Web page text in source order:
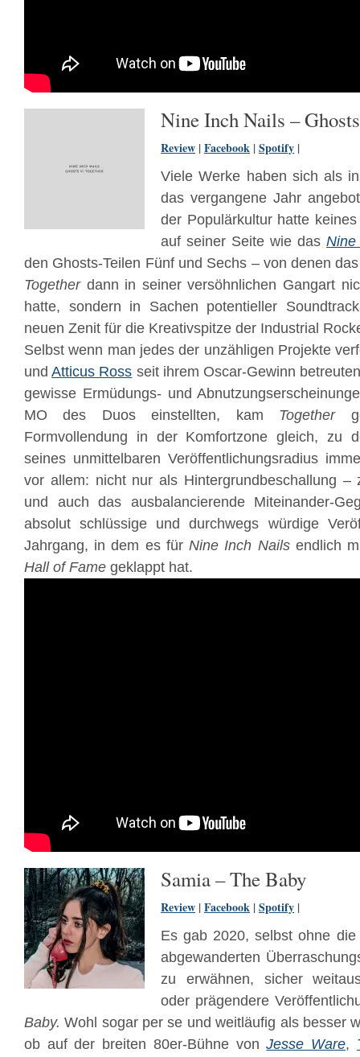
Nine Inch Nails –
Review |Facebook |Spotify |
Viele Werke haben sich als
das vergangene Jahr
der Populärkultur hatte
auf seiner Seite wie das
den Ghosts-Teilen Fünf und Sechs – von denen
Togetherdann in seiner versöhnlichen Gangart
hatte, sondern in Sachen potentieller
neuen Zenit für die Kreativspitze der Industrial
Selbst wenn man jedes der unzähligen Projekte
undAtticus Ross seit ihrem Oscar-Gewinn
gewisse Ermüdungs- und
MO des Duos einstellten, kam Together
Formvollendung in der Komfortzone gleich, zu
seines unmittelbaren Veröffentlichungsradius
vor allem: nicht nur als Hintergrundbeschallung –
und auch das ausbalancierende Miteinander-
absolut schlüssige und durchwegs würdige
Jahrgang, in dem es fürNine Inch Nailsendlich
Hall of Fame geklappt hat.
Samia – The Baby
Review |Facebook |Spotify |
Es gab 2020, selbst ohne
abgewanderten
zu erwähnen, sicher
oder prägendere
Baby. Wohl sogar per se und weitläufig als besser
ob auf der breiten 80er-Bühne vonJesse Ware,